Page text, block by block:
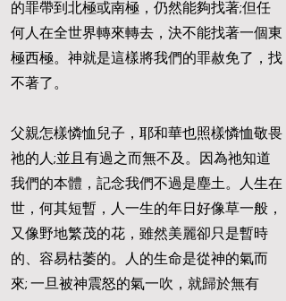
的罪帶到北極或南極，仍然能夠找著;但任
何人在全世界轉來轉去，決不能找著一個東
極西極。神就是這樣將我們的罪赦免了，找
不著了。
父親怎樣憐恤兒子，耶和華也照樣憐恤敬畏
祂的人;並且有過之而無不及。因為祂知道
我們的本體，記念我們不過是塵土。人生在
世，何其短暫，人一生的年日好像草一般，
又像野地繁茂的花，雖然美麗卻只是暫時
的、容易枯萎的。人的生命是從神的氣而
來; 一旦被神震怒的氣一吹，就歸於無有